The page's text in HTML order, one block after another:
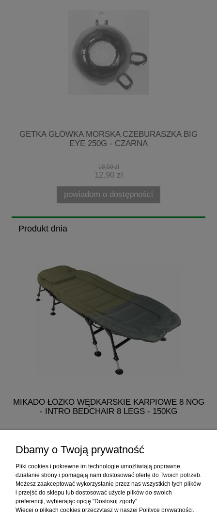
GETKA GŁÓWKA MORSKA CZEBURASZKA BIG
EYE 250G - CZARNA
18,50 zł
12,90 zł
powiadom o dostępności
Produkt dnia
MIKADO ŁÓŻKO WĘDKARSKIE KARPIOWE 8 NÓG
- INTRO BEDCHAIR 8 LEGS - 150KG
do koszyka
Informacje
Dbamy o Twoją prywatność
Pliki cookies i pokrewne im technologie umożliwiają poprawne
działanie strony i pomagają nam dostosować ofertę do Twoich potrzeb.
Możesz zaakceptować wykorzystanie przez nas wszystkich tych plików
i przejść do sklepu lub dostosować użycie plików do swoich
preferencji, wybierając opcję "Dostosuj zgody".
Więcej o plikach cookies przeczytasz w naszej Polityce prywatności.